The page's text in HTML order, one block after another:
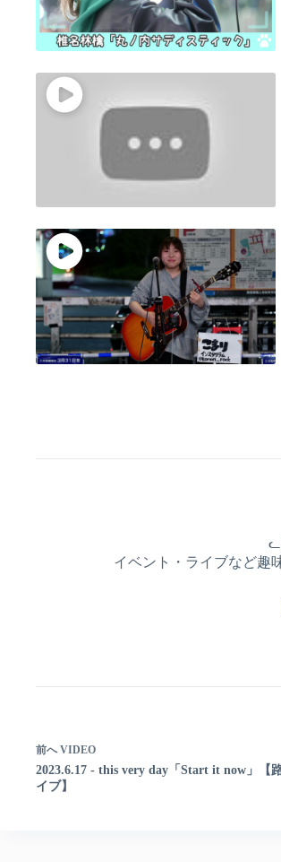
イベント・ライブなど趣
前へVIDEO
2023.6.17 - this very day「Start it now」【
イブ】